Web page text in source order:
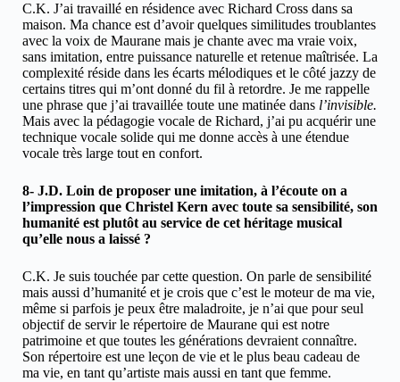
C.K. J’ai travaillé en résidence avec Richard Cross dans sa
maison. Ma chance est d’avoir quelques similitudes troublantes
avec la voix de Maurane mais je chante avec ma vraie voix,
sans imitation, entre puissance naturelle et retenue maîtrisée. La
complexité réside dans les écarts mélodiques et le côté jazzy de
certains titres qui m’ont donné du fil à retordre. Je me rappelle
une phrase que j’ai travaillée toute une matinée dans l’invisible.
Mais avec la pédagogie vocale de Richard, j’ai pu acquérir une
technique vocale solide qui me donne accès à une étendue
vocale très large tout en confort.
8- J.D. Loin de proposer une imitation, à l’écoute on a
l’impression que Christel Kern avec toute sa sensibilité, son
humanité est plutôt au service de cet héritage musical
qu’elle nous a laissé ?
C.K. Je suis touchée par cette question. On parle de sensibilité
mais aussi d’humanité et je crois que c’est le moteur de ma vie,
même si parfois je peux être maladroite, je n’ai que pour seul
objectif de servir le répertoire de Maurane qui est notre
patrimoine et que toutes les générations devraient connaître.
Son répertoire est une leçon de vie et le plus beau cadeau de
ma vie, en tant qu’artiste mais aussi en tant que femme.